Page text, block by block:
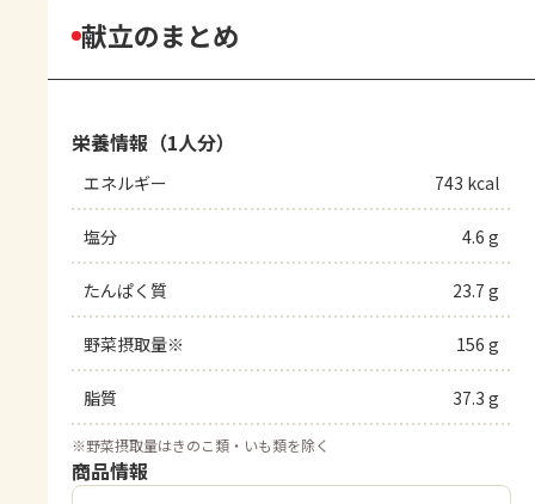
献立のまとめ
栄養情報（1人分）
エネルギー 743 kcal
塩分 4.6 g
たんぱく質 23.7 g
野菜摂取量※ 156 g
脂質 37.3 g
※野菜摂取量はきのこ類・いも類を除く
商品情報